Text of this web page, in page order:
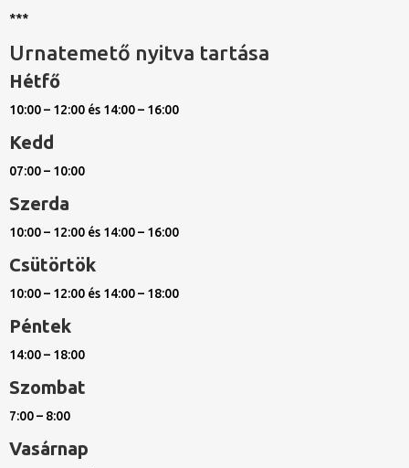
***
Urnatemető nyitva tartása
Hétfő
10:00 – 12:00 és 14:00 – 16:00
Kedd
07:00 – 10:00
Szerda
10:00 – 12:00 és 14:00 – 16:00
Csütörtök
10:00 – 12:00 és 14:00 – 18:00
Péntek
14:00 – 18:00
Szombat
7:00 – 8:00
Vasárnap